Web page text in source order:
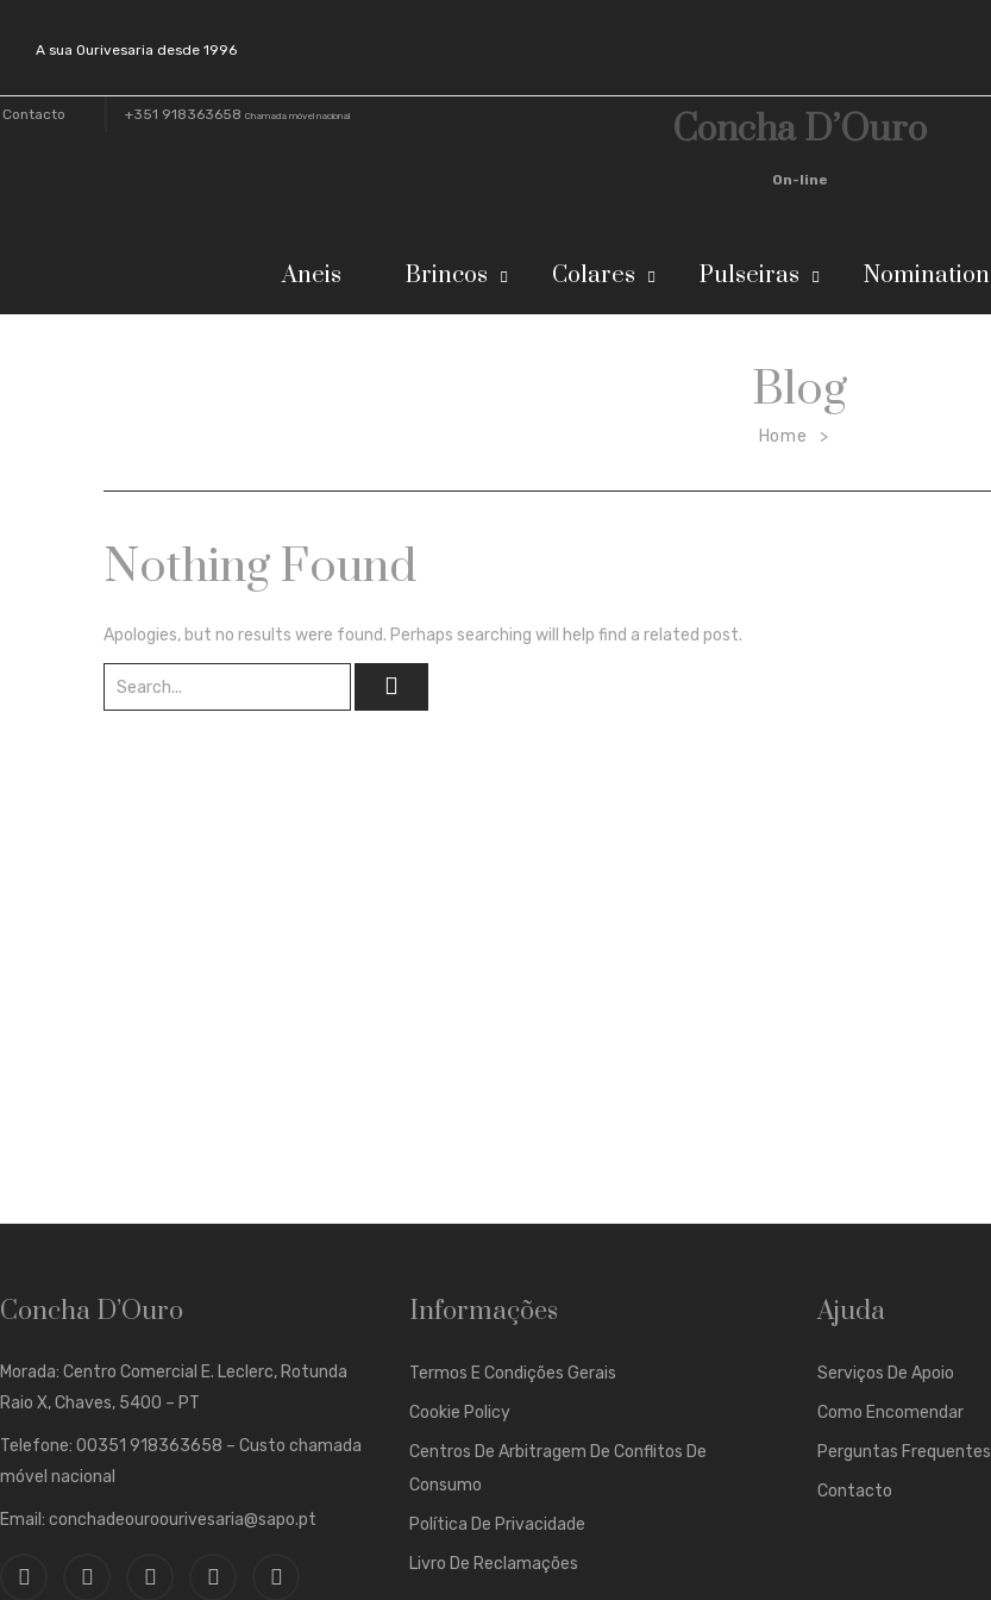
A sua Ourivesaria desde 1996
Contacto +351 918363658 Chamada móvel nacional Concha D’Ouro
On-line
Aneis Brincos Colares Pulseiras Nomination
Blog
Home >
Nothing Found
Apologies, but no results were found. Perhaps searching will help find a related post.
Concha D’Ouro
Morada: Centro Comercial E. Leclerc, Rotunda
Raio X, Chaves, 5400 – PT
Telefone: 00351 918363658 – Custo chamada
móvel nacional
Email: conchadeouroourivesaria@sapo.pt
Informações
Termos E Condições Gerais
Cookie Policy
Centros De Arbitragem De Conflitos De
Consumo
Política De Privacidade
Livro De Reclamações
Ajuda
Serviços De Apoio
Como Encomendar
Perguntas Frequentes
Contacto